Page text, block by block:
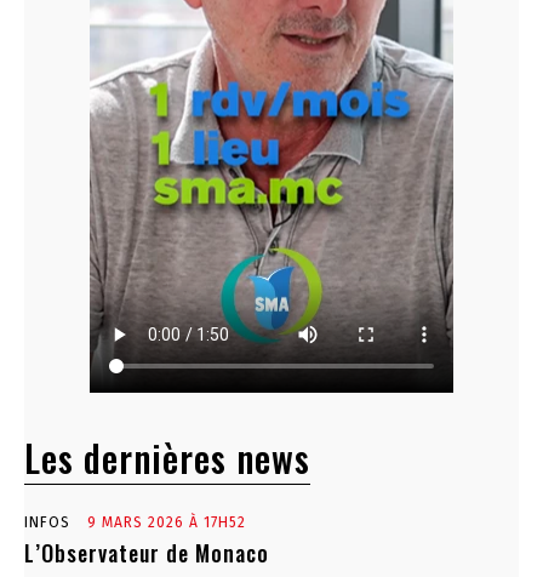
Les dernières news
INFOS 9 MARS 2026 À 17H52
L’Observateur de Monaco